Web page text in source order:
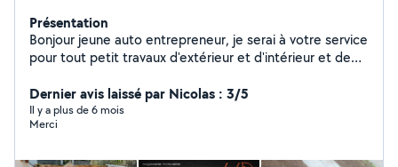
Présentation
Bonjour jeune auto entrepreneur, je serai à votre service
pour tout petit travaux d'extérieur et d'intérieur et de
pas à me contacter, le déplacement et le devis sont
gratuits
Dernier avis laissé par Nicolas : 3/5
Il y a plus de 6 mois
Merci